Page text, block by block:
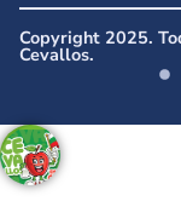
Copyright 2025.
Cevallos.